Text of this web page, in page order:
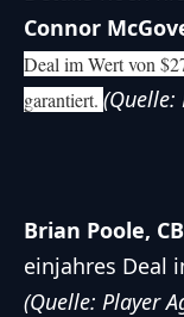
Connor
Deal im Wert von
garantiert. (Quelle:
Brian Poole,
einjahres Deal
(Quelle: Player